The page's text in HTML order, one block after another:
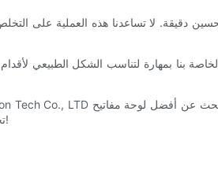
بنا بمهارة لتناسب الشكل الطبيعي
ألعاب TKL لعام 2021، فلا تنظر إلى أبعد من Meetion. تجربة الألعاب كما لم يحدث من قبل. تحقق من منتجاتنا الاستثنائية الآن!